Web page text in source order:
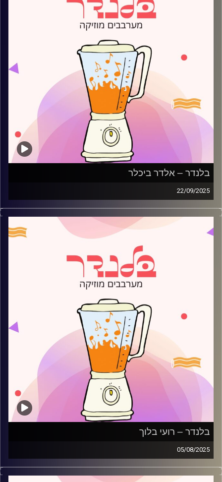
בלנדר – אלדר ביכלר
22/09/2025
מוזיקה רגועה לפתוח איתה את הבוקר בהגשת אלדר ביכלר
קרדיט תמונות:
AudioVersity
בלנדר – רועי בלוך
05/08/2025
מוזיקה רגועה לפתוח איתה את הבוקר בהגשת רועי בלוך